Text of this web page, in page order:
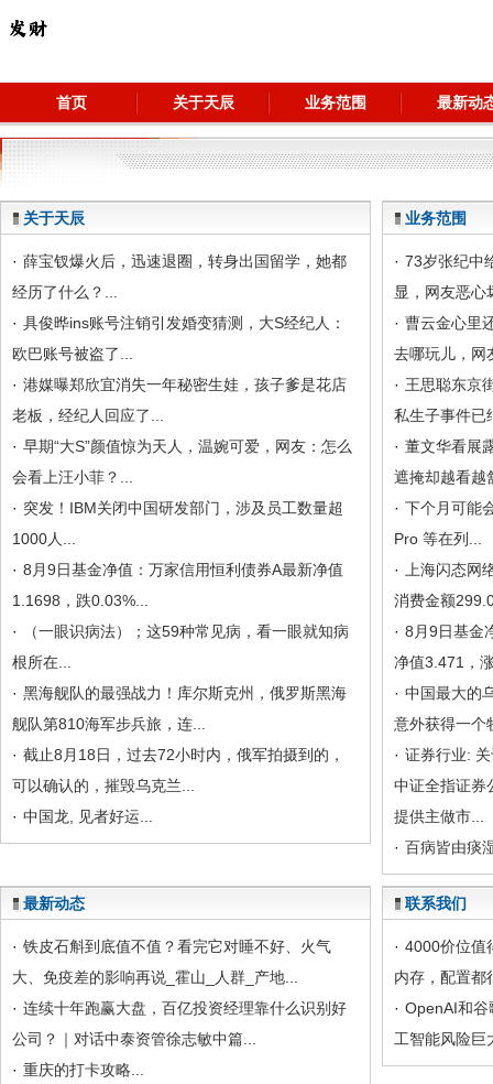
首页 关于天辰 业务范围 最新动
关于天辰
· 薛宝钗爆火后，迅速退圈，转身出国留学，她都
经历了什么？...
· 具俊晔ins账号注销引发婚变猜测，大S经纪人：
欧巴账号被盗了...
· 港媒曝郑欣宜消失一年秘密生娃，孩子爹是花店
老板，经纪人回应了...
· 早期“大S”颜值惊为天人，温婉可爱，网友：怎么
会看上汪小菲？...
· 突发！IBM关闭中国研发部门，涉及员工数量超
1000人...
· 8月9日基金净值：万家信用恒利债券A最新净值
1.1698，跌0.03%...
·
（一眼识病法）；这59种常见病，看一眼就知病
根所在...
· 黑海舰队的最强战力！库尔斯克州，俄罗斯黑海
舰队第810海军步兵旅，连...
· 截止8月18日，过去72小时内，俄军拍摄到的，
可以确认的，摧毁乌克兰...
· 中国龙, 见者好运...
业务范围
· 73岁张纪中
显，网友恶心
· 曹云金心里
去哪玩儿，网
· 王思聪东京
私生子事件已
· 董文华看展
遮掩却越看越
· 下个月可能
Pro 等在列...
·
上海闪态网
消费金额
· 8月9日基金
净值3.471，
· 中国最大的
意外获得一个
· 证券行业:
中证全指证券
提供主做市...
· 百病皆由痰
最新动态
· 铁皮石斛到底值不值？看完它对睡不好、火气
大、免疫差的影响再说_霍山_人群_产地...
· 连续十年跑赢大盘，百亿投资经理靠什么识别好
公司？｜对话中泰资管徐志敏中篇...
· 重庆的打卡攻略...
联系我们
· 4000价位值
内存，配置都
· OpenAI和
工智能风险巨